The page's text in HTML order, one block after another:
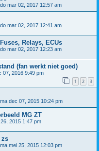
do mar 02, 2017 12:57 am
do mar 02, 2017 12:41 am
Relays, ECUs
do mar 02, 2017 12:23 am
(fan werkt niet goed)
07, 2016 9:49 pm
1 2 3
ma dec 07, 2015 10:24 pm
MG ZT
2015 1:47 pm
zs
ma mei 25, 2015 12:03 pm